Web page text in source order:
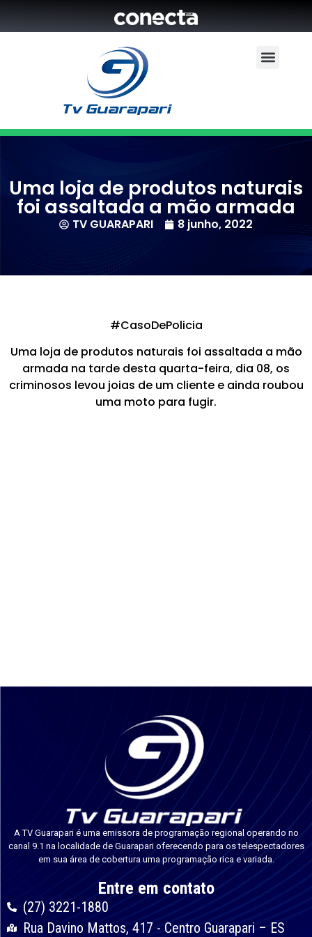
Uma loja de produtos naturais
foi assaltada a mão armada
TV GUARAPARI 8 junho, 2022
#CasoDePolicia
Uma loja de produtos naturais foi assaltada a mão
armada na tarde desta quarta-feira, dia 08, os
criminosos levou joias de um cliente e ainda roubou
uma moto para fugir.
A TV Guarapari é uma emissora de programação regional operando no
canal 9.1 na localidade de Guarapari oferecendo para os telespectadores
em sua área de cobertura uma programação rica e variada.
Entre em contato
(27) 3221-1880
Rua Davino Mattos, 417 - Centro Guarapari – ES